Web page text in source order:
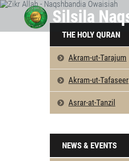
THE HOLY QURAN
Akram-ut-Tarajum
Akram-ut-Tafaseer
Asrar-at-Tanzil
NEWS & EVENTS